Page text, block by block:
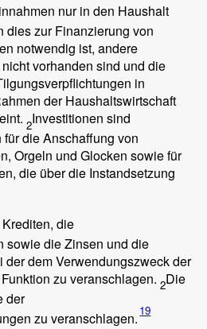
nur in den Haushalt
dies zur Finanzierung von
notwendig ist, andere
vorhanden sind und die
in
der Haushaltswirtschaft
2Investitionen sind
die Anschaffung von
Orgeln und Glocken sowie für
die über die Instandsetzung
die
sowie die Zinsen und die
dem Verwendungszweck der
zu veranschlagen. 2Die
der
zu veranschlagen. 19